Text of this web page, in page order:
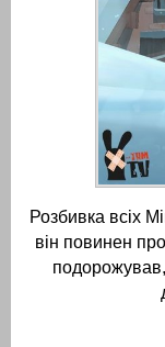
Розбивка всіх
він повинен